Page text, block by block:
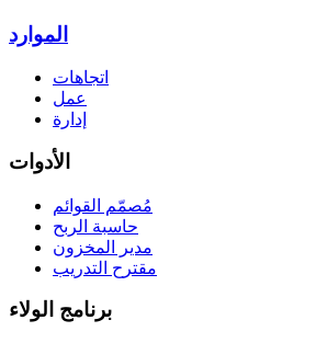
الموارد
اتجاهات
عمل
إدارة
الأدوات
مُصمّم القوائم
حاسبة الربح
مدير المخزون
مقترح التدريب
برنامج الولاء